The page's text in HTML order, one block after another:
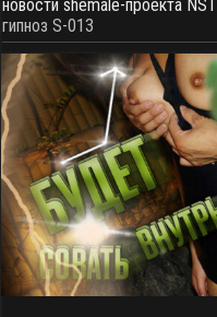
новости shemale-проекта NST
гипноз S-013